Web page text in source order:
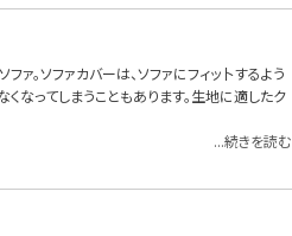
。ソファカバーは、ソファにフィッ卜するよう
なってしまうこともあります。生地に適したク
...続きを読む